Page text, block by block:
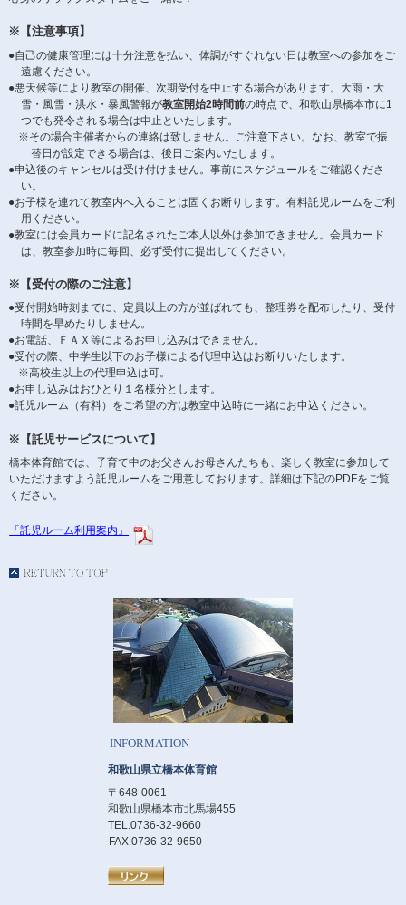
※【注意事項】
●自己の健康管理には十分注意を払い、体調がすぐれない日は教室への参加をご
遠慮ください。
●悪天候等により教室の開催、次期受付を中止する場合があります。大雨・大
雪・風雪・洪水・暴風警報が教室開始2時間前の時点で、和歌山県橋本市に1
つでも発令される場合は中止といたします。
※その場合主催者からの連絡は致しません。ご注意下さい。なお、教室で振
替日が設定できる場合は、後日ご案内いたします。
●申込後のキャンセルは受け付けません。事前にスケジュールをご確認くださ
い。
●お子様を連れて教室内へ入ることは固くお断りします。有料託児ルームをご利
用ください。
●教室には会員カードに記名されたご本人以外は参加できません。会員カード
は、教室参加時に毎回、必ず受付に提出してください。
※【受付の際のご注意】
●受付開始時刻までに、定員以上の方が並ばれても、整理券を配布したり、受付
時間を早めたりしません。
●お電話、ＦＡＸ等によるお申し込みはできません。
●受付の際、中学生以下のお子様による代理申込はお断りいたします。
※高校生以上の代理申込は可。
●お申し込みはおひとり１名様分とします。
●託児ルーム（有料）をご希望の方は教室申込時に一緒にお申込ください。
※【託児サービスについて】
橋本体育館では、子育て中のお父さんお母さんたちも、楽しく教室に参加して
いただけますよう託児ルームをご用意しております。詳細は下記のPDFをご覧
ください。
「託児ルーム利用案内」
INFORMATION
和歌山県立橋本体育館
〒648-0061
和歌山県橋本市北馬場455
TEL.0736-32-9660
FAX.0736-32-9650